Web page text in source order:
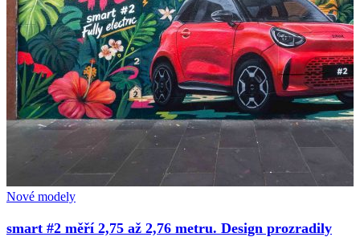
Nové modely
smart #2 měří 2,75 až 2,76 metru. Design prozradily